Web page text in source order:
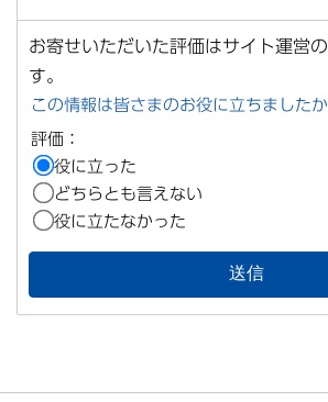
お寄せいただいた評価はサイト運営
す。
この情報は皆さまのお役に立ちましたか
評価：
役に立った
どちらとも言えない
役に立たなかった